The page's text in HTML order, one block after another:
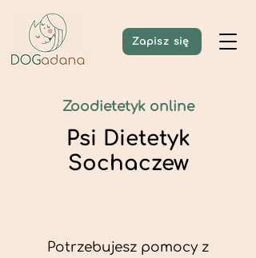
Zapisz się
Zoodietetyk online
Psi Dietetyk
Sochaczew
Potrzebujesz pomocy z